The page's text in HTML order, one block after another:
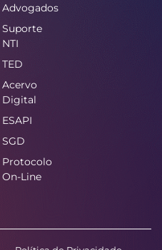
Advogados
Suporte
NTI
TED
Acervo
Digital
ESAPI
SGD
Protocolo
On-Line